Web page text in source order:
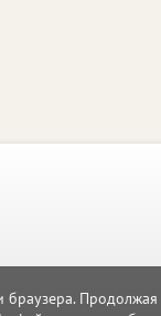
Продолжая